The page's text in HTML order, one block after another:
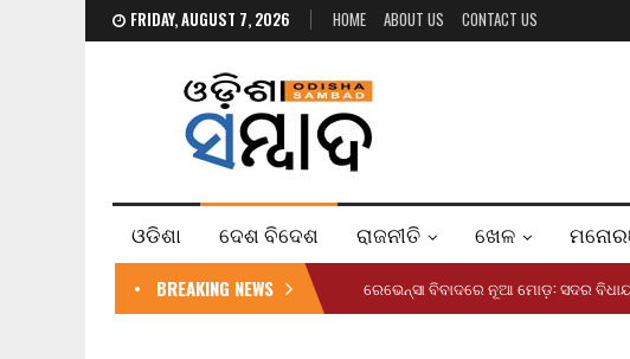
FRIDAY, AUGUST 7, 2026 HOME ABOUT US CONTACT US
ଓଡିଶା ଦେଶ ବିଦେଶ ରାଜନୀତି ଖେଳ
BREAKING NEWS ରେଭେନ୍ସା ବିବାଦରେ ନୂଆ ମୋଡ଼: ସଦର